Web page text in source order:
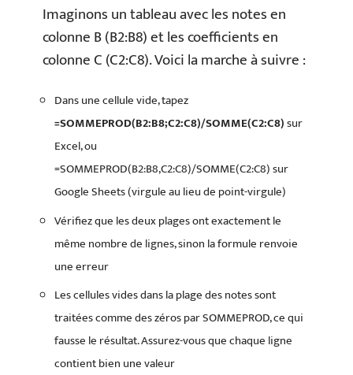
Imaginons un tableau avec les notes en
colonne B (B2:B8) et les coefficients en
colonne C (C2:C8). Voici la marche à suivre :
Dans une cellule vide, tapez
=SOMMEPROD(B2:B8;C2:C8)/SOMME(C2:C8)sur
Excel, ou
=SOMMEPROD(B2:B8,C2:C8)/SOMME(C2:C8) sur
Google Sheets (virgule au lieu de point-virgule)
Vérifiez que les deux plages ont exactement le
même nombre de lignes, sinon la formule renvoie
une erreur
Les cellules vides dans la plage des notes sont
traitées comme des zéros par SOMMEPROD, ce qui
fausse le résultat. Assurez-vous que chaque ligne
contient bien une valeur